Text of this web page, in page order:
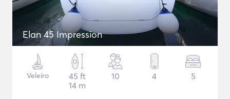
Elan 45 Impression
Veleiro
45 ft
14 m
10 4 5